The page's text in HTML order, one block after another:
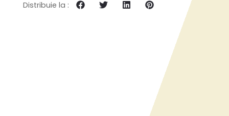
Distribuie la :